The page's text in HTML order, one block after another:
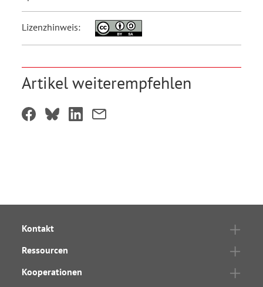
Lizenzhinweis:
Artikel weiterempfehlen
Kontakt
Ressourcen
Kooperationen